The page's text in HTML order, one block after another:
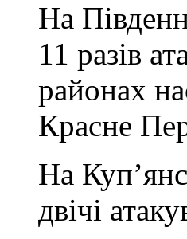
На
11 разів
районах
Красне
На
двічі